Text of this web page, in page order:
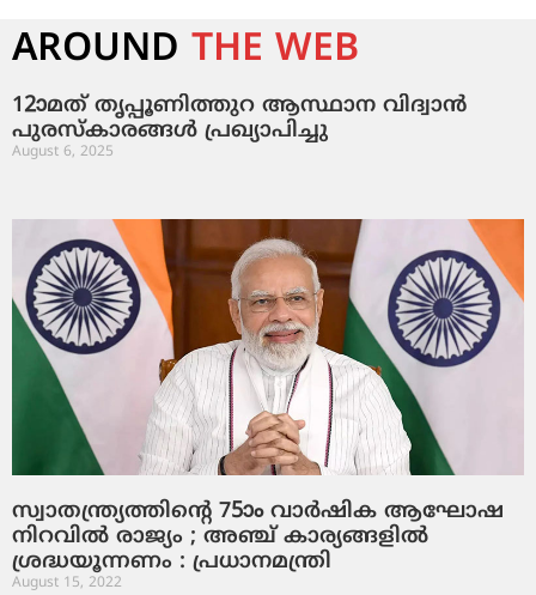
AROUND THE WEB
12ാമത് തൃപ്പൂണിത്തുറ ആസ്ഥാന വിദ്വാൻ
പുരസ്‌കാരങ്ങൾ പ്രഖ്യാപിച്ചു
August 6, 2025
സ്വാതന്ത്ര്യത്തിന്റെ 75ാം വാര്‍ഷിക ആഘോഷ
നിറവില്‍ രാജ്യം ; അഞ്ച് കാര്യങ്ങളില്‍
ശ്രദ്ധയൂന്നണം : പ്രധാനമന്ത്രി
August 15, 2022